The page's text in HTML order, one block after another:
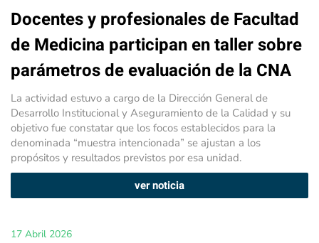
Docentes y profesionales de Facultad
de Medicina participan en taller sobre
parámetros de evaluación de la CNA
La actividad estuvo a cargo de la Dirección General de
Desarrollo Institucional y Aseguramiento de la Calidad y su
objetivo fue constatar que los focos establecidos para la
denominada “muestra intencionada” se ajustan a los
propósitos y resultados previstos por esa unidad.
ver noticia
17 Abril 2026